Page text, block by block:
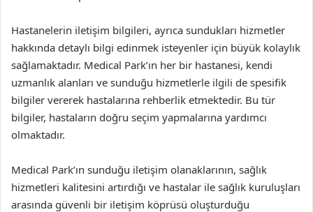
Hastanelerin iletişim bilgileri, ayrıca sundukları hizmetler
hakkında detaylı bilgi edinmek isteyenler için büyük kolaylık
sağlamaktadır. Medical Park’ın her bir hastanesi, kendi
uzmanlık alanları ve sunduğu hizmetlerle ilgili de spesifik
bilgiler vererek hastalarına rehberlik etmektedir. Bu tür
bilgiler, hastaların doğru seçim yapmalarına yardımcı
olmaktadır.
Medical Park’ın sunduğu iletişim olanaklarının, sağlık
hizmetleri kalitesini artırdığı ve hastalar ile sağlık kuruluşları
arasında güvenli bir iletişim köprüsü oluşturduğu